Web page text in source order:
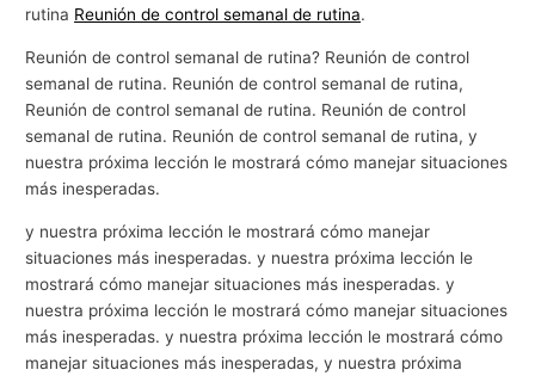
rutina Reunión de control semanal de rutina.
Reunión de control semanal de rutina? Reunión de control
semanal de rutina. Reunión de control semanal de rutina,
Reunión de control semanal de rutina. Reunión de control
semanal de rutina. Reunión de control semanal de rutina, y
nuestra próxima lección le mostrará cómo manejar situaciones
más inesperadas.
y nuestra próxima lección le mostrará cómo manejar
situaciones más inesperadas. y nuestra próxima lección le
mostrará cómo manejar situaciones más inesperadas. y
nuestra próxima lección le mostrará cómo manejar situaciones
más inesperadas. y nuestra próxima lección le mostrará cómo
manejar situaciones más inesperadas, y nuestra próxima